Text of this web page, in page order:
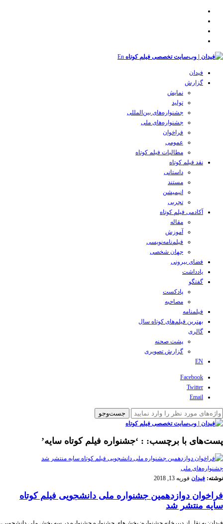
En
فیدان
گزارش
نمایش
تولید
‌‌جشنواره‌های بین‌المللی
جشنواره‌های ملی
فراخوان
عمومی
مطالبات فیلم کوتاه
نقد فیلم کوتاه
داستانی
مستند
انیمیشن
تجربی
آکادمی فیلم کوتاه
مقاله
آموزش
فیلم‌نامه‌نویسی
جهان شخصی
فضای بیرونی
یادداشت
گفتگو
پادکست
مصاحبه
فیلمنامه
بهترین فیلم‌های کوتاه سال
گالری
پشت صحنه
گزارش تصویری
EN
Facebook
Twitter
Email
پست‌های با برچسب: : ‘جشنواره فیلم کوتاه سایه’
جشنواره‌های ملی
نوشته: فیدان فوریه 13, 2018
فراخوان دوازدهمین جشنواره ملی دانشجویی فیلم کوتاه
سایه منتشر شد